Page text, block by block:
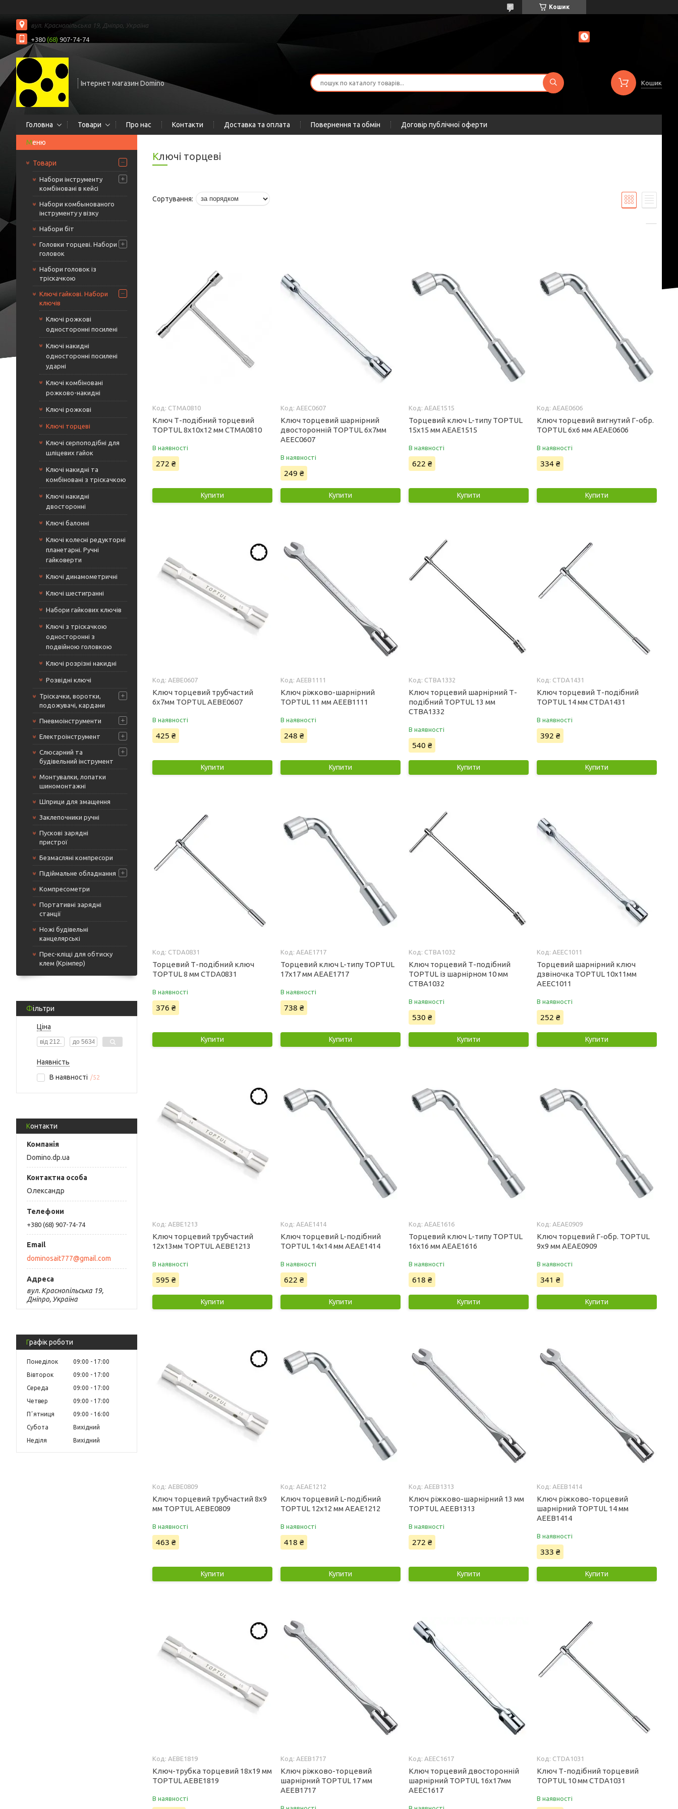
Кошик
вул. Краснопільська 19, Дніпро, Україна
+380 (68) 907-74-74
Інтернет магазин Domino Кошик
Головна Товари Про нас Контакти Доставка та оплата Повернення та обмін Договір публічної оферти
Товари
Набори інструменту
комбіновані в кейсі
Набори комбынованого
інструменту у візку
Набори біт
Головки торцеві. Набори
головок
Набори головок із
тріскачкою
Ключі гайкові. Набори
ключів
Ключі рожкові
односторонні посилені
Ключі накидні
односторонні посилені
ударні
Ключі комбіновані
рожково-накидні
Ключі рожкові
Ключі торцеві
Ключі серпоподібні для
шліцевих гайок
Ключі накидні та
комбіновані з тріскачкою
Ключі накидні
двосторонні
Ключі балонні
Ключі колесні редукторні
планетарні. Ручні
гайковерти
Ключі динамометричні
Ключі шестигранні
Набори гайкових ключів
Ключі з тріскачкою
односторонні з
подвійною головкою
Ключі розрізні накидні
Розвідні ключі
Тріскачки, воротки,
подожувачі, кардани
Пневмоінструменти
Електроінструмент
Слюсарний та
будівельний інструмент
Монтувалки, лопатки
шиномонтажні
Шприци для змащення
Заклепочники ручні
Пускові зарядні
пристрої
Безмасляні компресори
Підіймальне обладнання
Компресометри
Портативні зарядні
станції
Ножі будівельні
канцелярські
Прес-кліщі для обтиску
клем (Крімпер)
Фільтри
Ціна
Наявність
В наявності
52
Контакти
Domino.dp.ua
Олександр
+380 (68) 907-74-74
dominosait777@gmail.com
вул. Краснопільська 19,
Дніпро, Україна
Графік роботи
Понеділок 09:00
17:00
Вівторок
09:00
17:00
Середа
09:00
17:00
Четвер
09:00
17:00
Пʼятниця
09:00
16:00
Субота
Вихідний
Неділя
Вихідний
Ключі торцеві
CTMA0810
Ключ Т-подібний торцевий
TOPTUL 8х10х12 мм CTMA0810
В наявності
272 ₴
Купити
AEEC0607
Ключ торцевий шарнірний
двосторонній TOPTUL 6х7мм
AEEC0607
В наявності
249 ₴
Купити
AEAE1515
Торцевий ключ L-типу TOPTUL
15x15 мм AEAE1515
В наявності
622 ₴
Купити
AEAE0606
Ключ торцевий вигнутий Г-обр.
TOPTUL 6x6 мм AEAE0606
В наявності
334 ₴
Купити
AEBE0607
Ключ торцевий трубчастий
6x7мм TOPTUL AEBE0607
В наявності
425 ₴
Купити
AEEB1111
Ключ ріжково-шарнірний
TOPTUL 11 мм AEEB1111
В наявності
248 ₴
Купити
CTBA1332
Ключ торцевий шарнірний Т-
подібний TOPTUL 13 мм
CTBA1332
В наявності
540 ₴
Купити
CTDA1431
Ключ торцевий Т-подібний
TOPTUL 14 мм CTDA1431
В наявності
392 ₴
Купити
CTDA0831
Торцевий Т-подібний ключ
TOPTUL 8 мм CTDA0831
В наявності
376 ₴
Купити
AEAE1717
Торцевий ключ L-типу TOPTUL
17x17 мм AEAE1717
В наявності
738 ₴
Купити
CTBA1032
Ключ торцевий Т-подібний
TOPTUL із шарнірном 10 мм
CTBA1032
В наявності
530 ₴
Купити
AEEC1011
Торцевий шарнірний ключ
дзвіночка TOPTUL 10х11мм
AEEC1011
В наявності
252 ₴
Купити
AEBE1213
Ключ торцевий трубчастий
12x13мм TOPTUL AEBE1213
В наявності
595 ₴
Купити
AEAE1414
Ключ торцевий L-подібний
TOPTUL 14x14 мм AEAE1414
В наявності
622 ₴
Купити
AEAE1616
Торцевий ключ L-типу TOPTUL
16x16 мм AEAE1616
В наявності
618 ₴
Купити
AEAE0909
Ключ торцевий Г-обр. TOPTUL
9x9 мм AEAE0909
В наявності
341 ₴
Купити
AEBE0809
Ключ торцевий трубчастий 8x9
мм TOPTUL AEBE0809
В наявності
463 ₴
Купити
AEAE1212
Ключ торцевий L-подібний
TOPTUL 12x12 мм AEAE1212
В наявності
418 ₴
Купити
AEEB1313
Ключ ріжково-шарнірний 13 мм
TOPTUL AEEB1313
В наявності
272 ₴
Купити
AEEB1414
Ключ ріжково-торцевий
шарнірний TOPTUL 14 мм
AEEB1414
В наявності
333 ₴
Купити
AEBE1819
Ключ-трубка торцевий 18x19 мм
TOPTUL AEBE1819
В наявності
AEEB1717
Ключ ріжково-торцевий
шарнірний TOPTUL 17 мм
AEEB1717
AEEC1617
Ключ торцевий двосторонній
шарнірний TOPTUL 16х17мм
AEEC1617
CTDA1031
Ключ Т-подібний торцевий
TOPTUL 10 мм CTDA1031
В наявності